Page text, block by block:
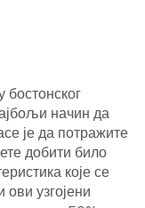
бостонског
начин да
је да потражите
добити било
које се
ови узгојени